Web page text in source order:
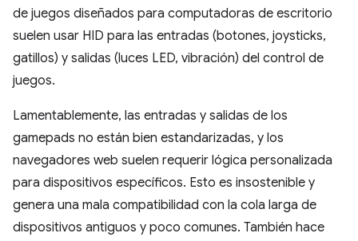
de juegos diseñados para computadoras de escritorio
suelen usar HID para las entradas (botones, joysticks,
gatillos) y salidas (luces LED, vibración) del control de
juegos.
Lamentablemente, las entradas y salidas de los
gamepads no están bien estandarizadas, y los
navegadores web suelen requerir lógica personalizada
para dispositivos específicos. Esto es insostenible y
genera una mala compatibilidad con la cola larga de
dispositivos antiguos y poco comunes. También hace